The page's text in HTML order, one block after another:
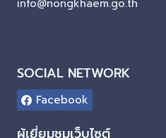
info@nongkhaem.go.th
SOCIAL NETWORK
Facebook
ผู้เยี่ยมชมเว็บไซต์